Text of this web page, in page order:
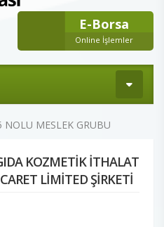
E-Borsa
Online İşlemler
NOLU MESLEK GRUBU
KOZMETİK İTHALAT
LİMİTED ŞİRKETİ